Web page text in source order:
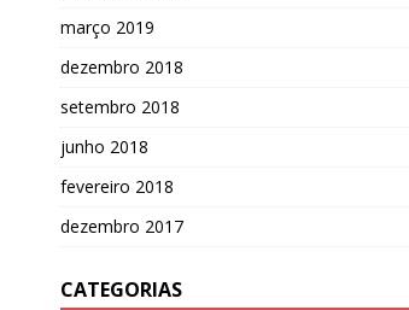
março 2019
dezembro 2018
setembro 2018
junho 2018
fevereiro 2018
dezembro 2017
CATEGORIAS